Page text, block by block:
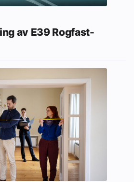
av E39 Rogfast-